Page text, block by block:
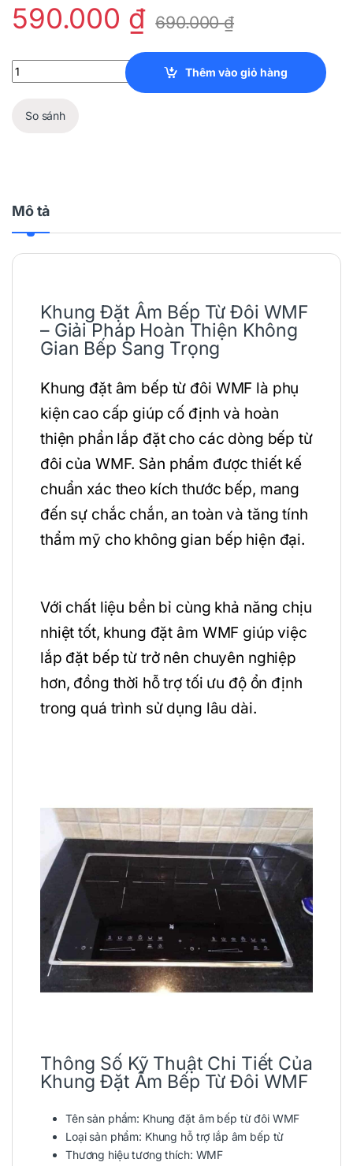
590.000 ₫ 690.000₫
Khung đặt âm bếp từ đôi WMF quantity
Thêm vào giỏ hàng
So sánh
Mô tả
Khung Đặt Âm Bếp Từ Đôi WMF
– Giải Pháp Hoàn Thiện Không
Gian Bếp Sang Trọng
Khung đặt âm bếp từ đôi WMF là phụ
kiện cao cấp giúp cố định và hoàn
thiện phần lắp đặt cho các dòng bếp từ
đôi của WMF. Sản phẩm được thiết kế
chuẩn xác theo kích thước bếp, mang
đến sự chắc chắn, an toàn và tăng tính
thẩm mỹ cho không gian bếp hiện đại.
Với chất liệu bền bỉ cùng khả năng chịu
nhiệt tốt, khung đặt âm WMF giúp việc
lắp đặt bếp từ trở nên chuyên nghiệp
hơn, đồng thời hỗ trợ tối ưu độ ổn định
trong quá trình sử dụng lâu dài.
Thông Số Kỹ Thuật Chi Tiết Của
Khung Đặt Âm Bếp Từ Đôi WMF
Tên sản phẩm: Khung đặt âm bếp từ đôi WMF
Loại sản phẩm: Khung hỗ trợ lắp âm bếp từ
Thương hiệu tương thích: WMF